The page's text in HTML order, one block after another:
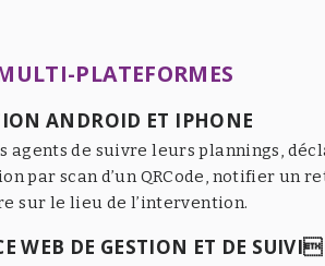
PLATEFORMES
ANDROID ET IPHONE
agents de suivre leurs plannings,
par scan d’un QRCode, notifier un
sur le lieu de l’intervention.
WEB DE GESTION ET DE SUIVI